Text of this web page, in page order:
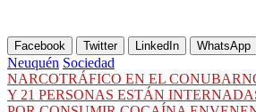
Facebook Twitter LinkedIn WhatsApp
Neuquén Sociedad
Navegación
de
NARCOTRÁFICO EN EL
Y 21 PERSONAS ESTÁN